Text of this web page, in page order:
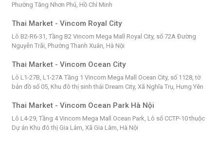
Phường Tăng Nhơn Phú, Hồ Chí Minh
Thai Market - Vincom Royal City
Lô B2-R6-31, Tầng B2 Vincom Mega Mall Royal City, số 72A Đường
Nguyễn Trãi, Phường Thanh Xuân, Hà Nội
Thai Market - Vincom Ocean City
Lô L1-27B, L1-27A Tầng 1 Vincom Mega Mall Ocean City, số 1128, tờ
bản đồ số 05, Khu đô thị sinh thái Dream City, Xã Nghĩa Trụ, Hưng Yên
Thai Market - Vincom Ocean Park Hà Nội
Lô L4-29, Tầng 4 Vincom Mega Mall Ocean Park, Lô số CCTP-10 thuộc
Dự án Khu đô thị Gia Lâm, Xã Gia Lâm, Hà Nội